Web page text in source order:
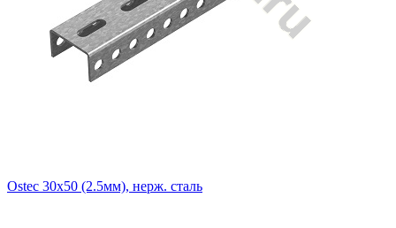
Ostec 30х50 (2.5мм), нерж. сталь